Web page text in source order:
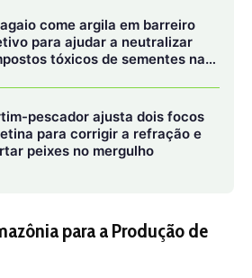
come argila em barreiro
para ajudar a neutralizar
tóxicos de sementes na
pescador ajusta dois focos
para corrigir a refração e
peixes no mergulho
para a Produção de